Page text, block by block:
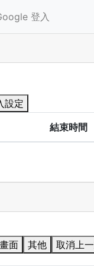
登入
設定
結束時間
面 其他 取消上